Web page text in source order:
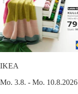
IKEA
Mo. 3.8. - Mo. 10.8.2026